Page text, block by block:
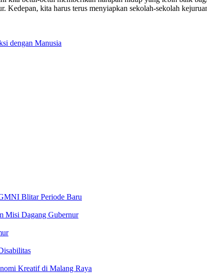
Kedepan, kita harus terus menyiapkan sekolah-sekolah
dengan Manusia
Blitar Periode Baru
Misi Dagang Gubernur
Kreatif di Malang Raya